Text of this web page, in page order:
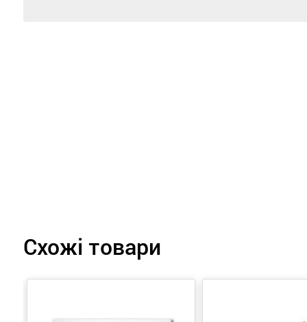
Схожі товари